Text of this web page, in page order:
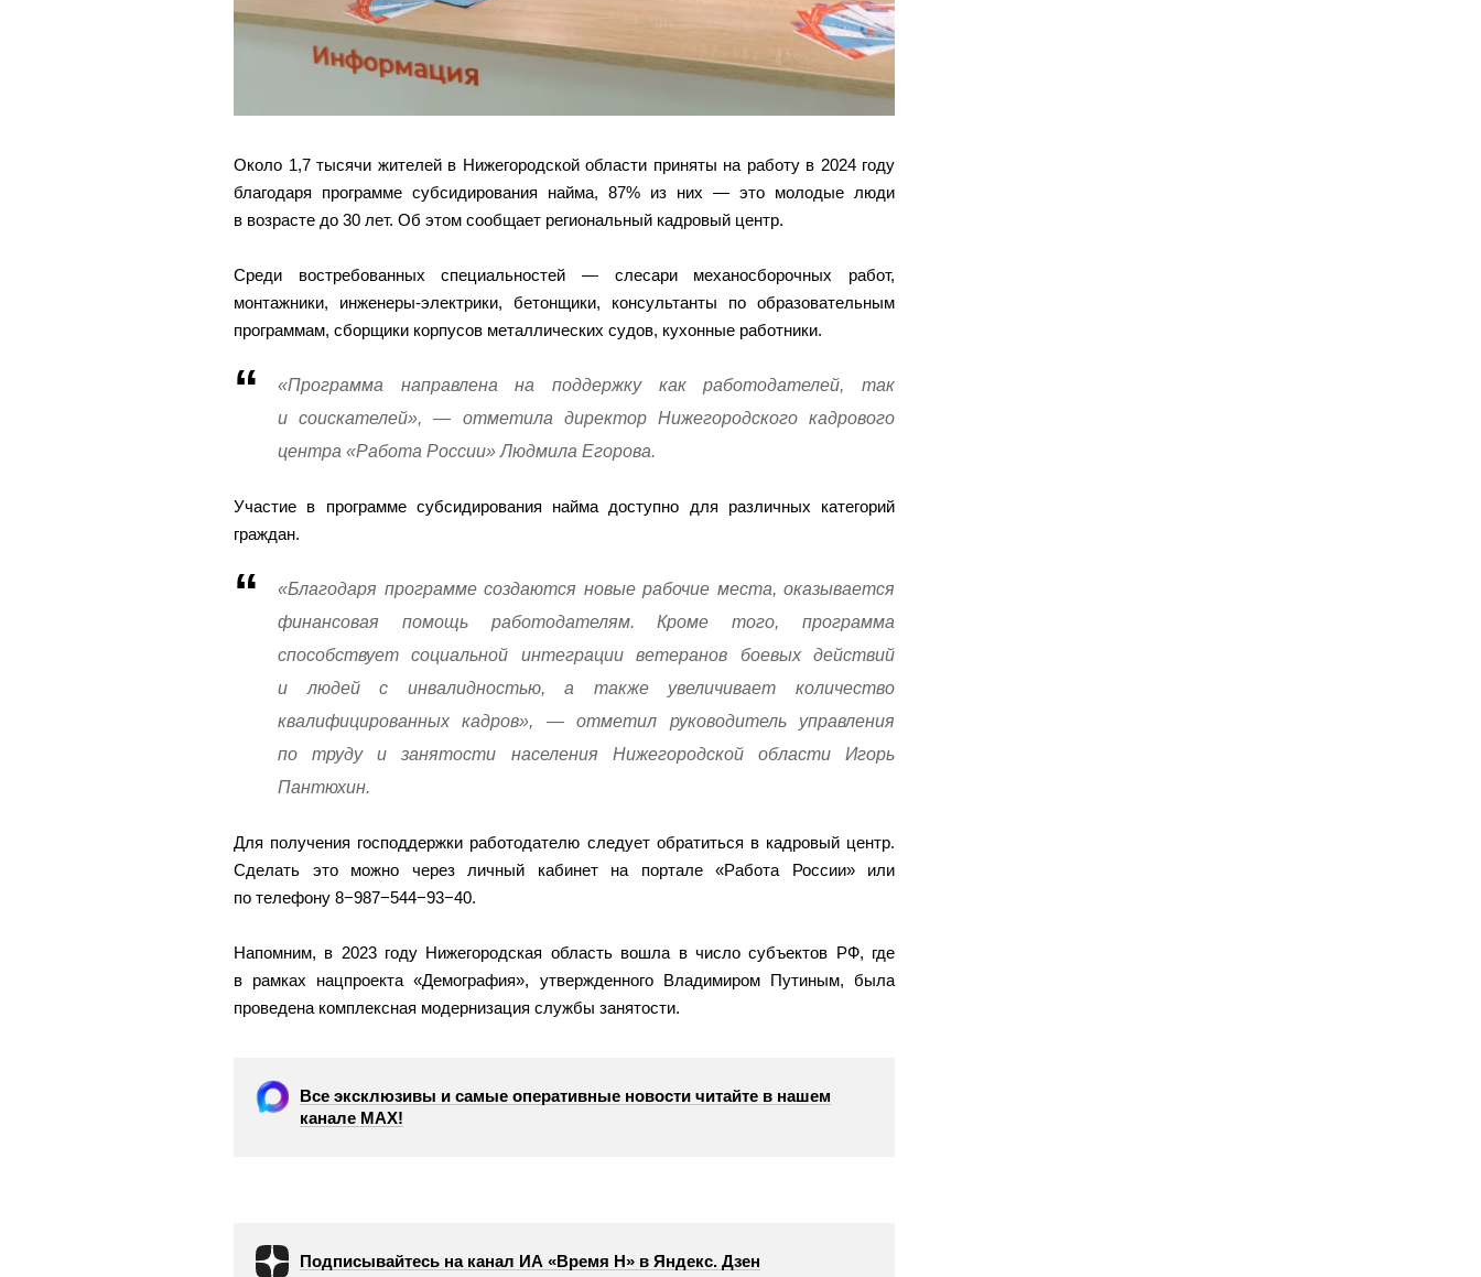
Около 1,7 тысячи жителей в Нижегородской области приняты на работу в 2024 году
благодаря программе субсидирования найма, 87% из них — это молодые люди
в возрасте до 30 лет. Об этом сообщает региональный кадровый центр.
Среди востребованных специальностей — слесари механосборочных работ,
монтажники, инженеры-электрики, бетонщики, консультанты по образовательным
программам, сборщики корпусов металлических судов, кухонные работники.
«Программа направлена на поддержку как работодателей, так
и соискателей», — отметила директор Нижегородского кадрового
центра «Работа России» Людмила Егорова.
Участие в программе субсидирования найма доступно для различных категорий
граждан.
«Благодаря программе создаются новые рабочие места, оказывается
финансовая помощь работодателям. Кроме того, программа
способствует социальной интеграции ветеранов боевых действий
и людей с инвалидностью, а также увеличивает количество
квалифицированных кадров», — отметил руководитель управления
по труду и занятости населения Нижегородской области Игорь
Пантюхин.
Для получения господдержки работодателю следует обратиться в кадровый центр.
Сделать это можно через личный кабинет на портале «Работа России» или
по телефону 8−987−544−93−40.
Напомним, в 2023 году Нижегородская область вошла в число субъектов РФ, где
в рамках нацпроекта «Демография», утвержденного Владимиром Путиным, была
проведена комплексная модернизация службы занятости.
Все эксклюзивы и самые оперативные новости читайте в нашем
канале МАХ!
Подписывайтесь на канал ИА «Время Н» в Яндекс. Дзен